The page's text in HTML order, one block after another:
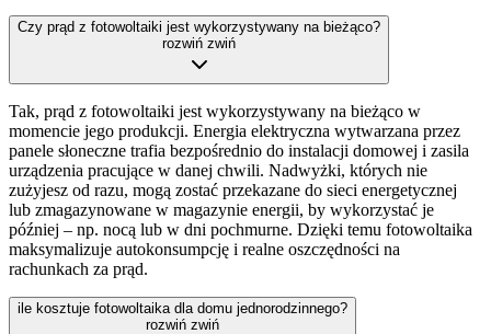
Czy prąd z fotowoltaiki jest wykorzystywany na bieżąco?
rozwiń zwiń
Tak, prąd z fotowoltaiki jest wykorzystywany na bieżąco w
momencie jego produkcji. Energia elektryczna wytwarzana przez
panele słoneczne trafia bezpośrednio do instalacji domowej i zasila
urządzenia pracujące w danej chwili. Nadwyżki, których nie
zużyjesz od razu, mogą zostać przekazane do sieci energetycznej
lub zmagazynowane w magazynie energii, by wykorzystać je
później – np. nocą lub w dni pochmurne. Dzięki temu fotowoltaika
maksymalizuje autokonsumpcję i realne oszczędności na
rachunkach za prąd.
ile kosztuje fotowoltaika dla domu jednorodzinnego?
rozwiń zwiń